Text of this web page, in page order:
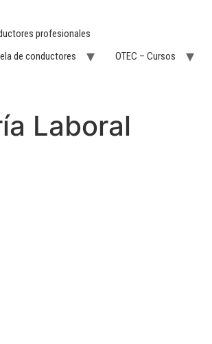
profesionales
de conductores
OTEC – Cursos
Laboral